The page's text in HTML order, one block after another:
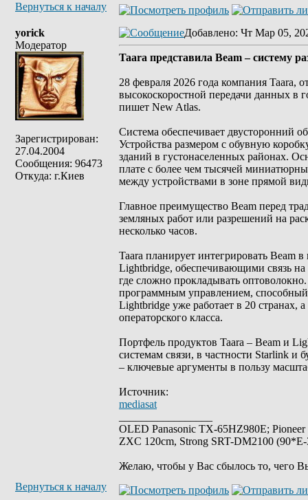
Вернуться к началу
yorick
Модератор
Зарегистрирован:
27.04.2004
Сообщения: 96473
Откуда: г.Киев
Добавлено: Чт Мар 05,
Taara представила Beam – систему
28 февраля 2026 года компания Taara,
высокоскоростной передачи данных в
пишет New Atlas.
Система обеспечивает двусторонний
Устройства размером с обувную
зданий в густонаселенных районах.
плате с более чем тысячей
между устройствами в зоне прямой
Главное преимущество Beam перед
земляных работ или разрешений на
несколько часов.
Taara планирует интегрировать Beam
Lightbridge, обеспечивающими связь
где сложно прокладывать
программным управлением, способный
Lightbridge уже работает в 20 странах,
операторского класса.
Портфель продуктов Taara – Beam и
системам связи, в частности Starlink и
– ключевые аргументы в пользу
Источник:
mediasat
OLED Panasonic TX-65HZ980E;
ZXC 120cm, Strong SRT-DM2100
Желаю, чтобы у Вас сбылось то, чего
Вернуться к началу